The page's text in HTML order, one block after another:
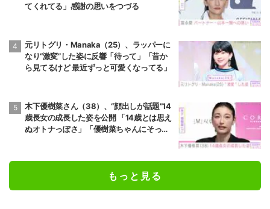
てくれてる」感謝の思いをつづる
元リトグリ・Manaka（25）、ラッパーに
なり“激変”した姿に反響「待って」「昔か
ら見てるけど 最近ずっと可愛くなってる」
木下優樹菜さん（38）、“顔出しが話題”14
歳長女の成長した姿を公開 「14歳とは思え
ぬオトナっぽさ」「優樹菜ちゃんにそっく
もっと見る